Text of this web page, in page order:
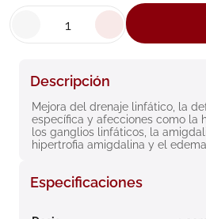
Descripción
Mejora del drenaje linfático, la
específica y afecciones como la
los ganglios linfáticos, la
hipertrofia amigdalina y el
Especificaciones
bioderma
5. cerave
6 megacistin
7. degraler
8. roche posay
10.neumoflux